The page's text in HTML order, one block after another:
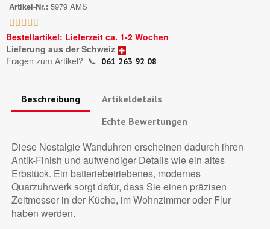
Artikel-Nr. 5979 AMS
    
Bestellartikel: Lieferzeit ca. 1-2 Wochen
Lieferung aus der Schweiz
Fragen zum Artikel? 📞 061 263 92 08
Beschreibung
Artikeldetails
Echte Bewertungen
Diese Nostalgie Wanduhren erscheinen dadurch ihren
Antik-Finish und aufwendiger Details wie ein altes
Erbstück. Ein batteriebetriebenes, modernes
Quarzuhrwerk sorgt dafür, dass Sie einen präzisen
Zeitmesser in der Küche, im Wohnzimmer oder Flur
haben werden.